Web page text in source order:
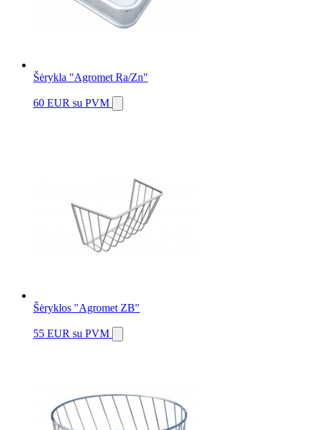
Šėrykla "Agromet Ra/Zn"
60 EUR su PVM
Šėryklos "Agromet ZB"
55 EUR su PVM